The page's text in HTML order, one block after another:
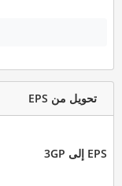
تحويل من EPS
EPS إلى 3GP